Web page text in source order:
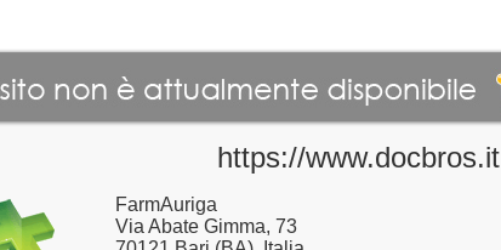
https://www.docbros.it
FarmAuriga
Via Abate Gimma, 73